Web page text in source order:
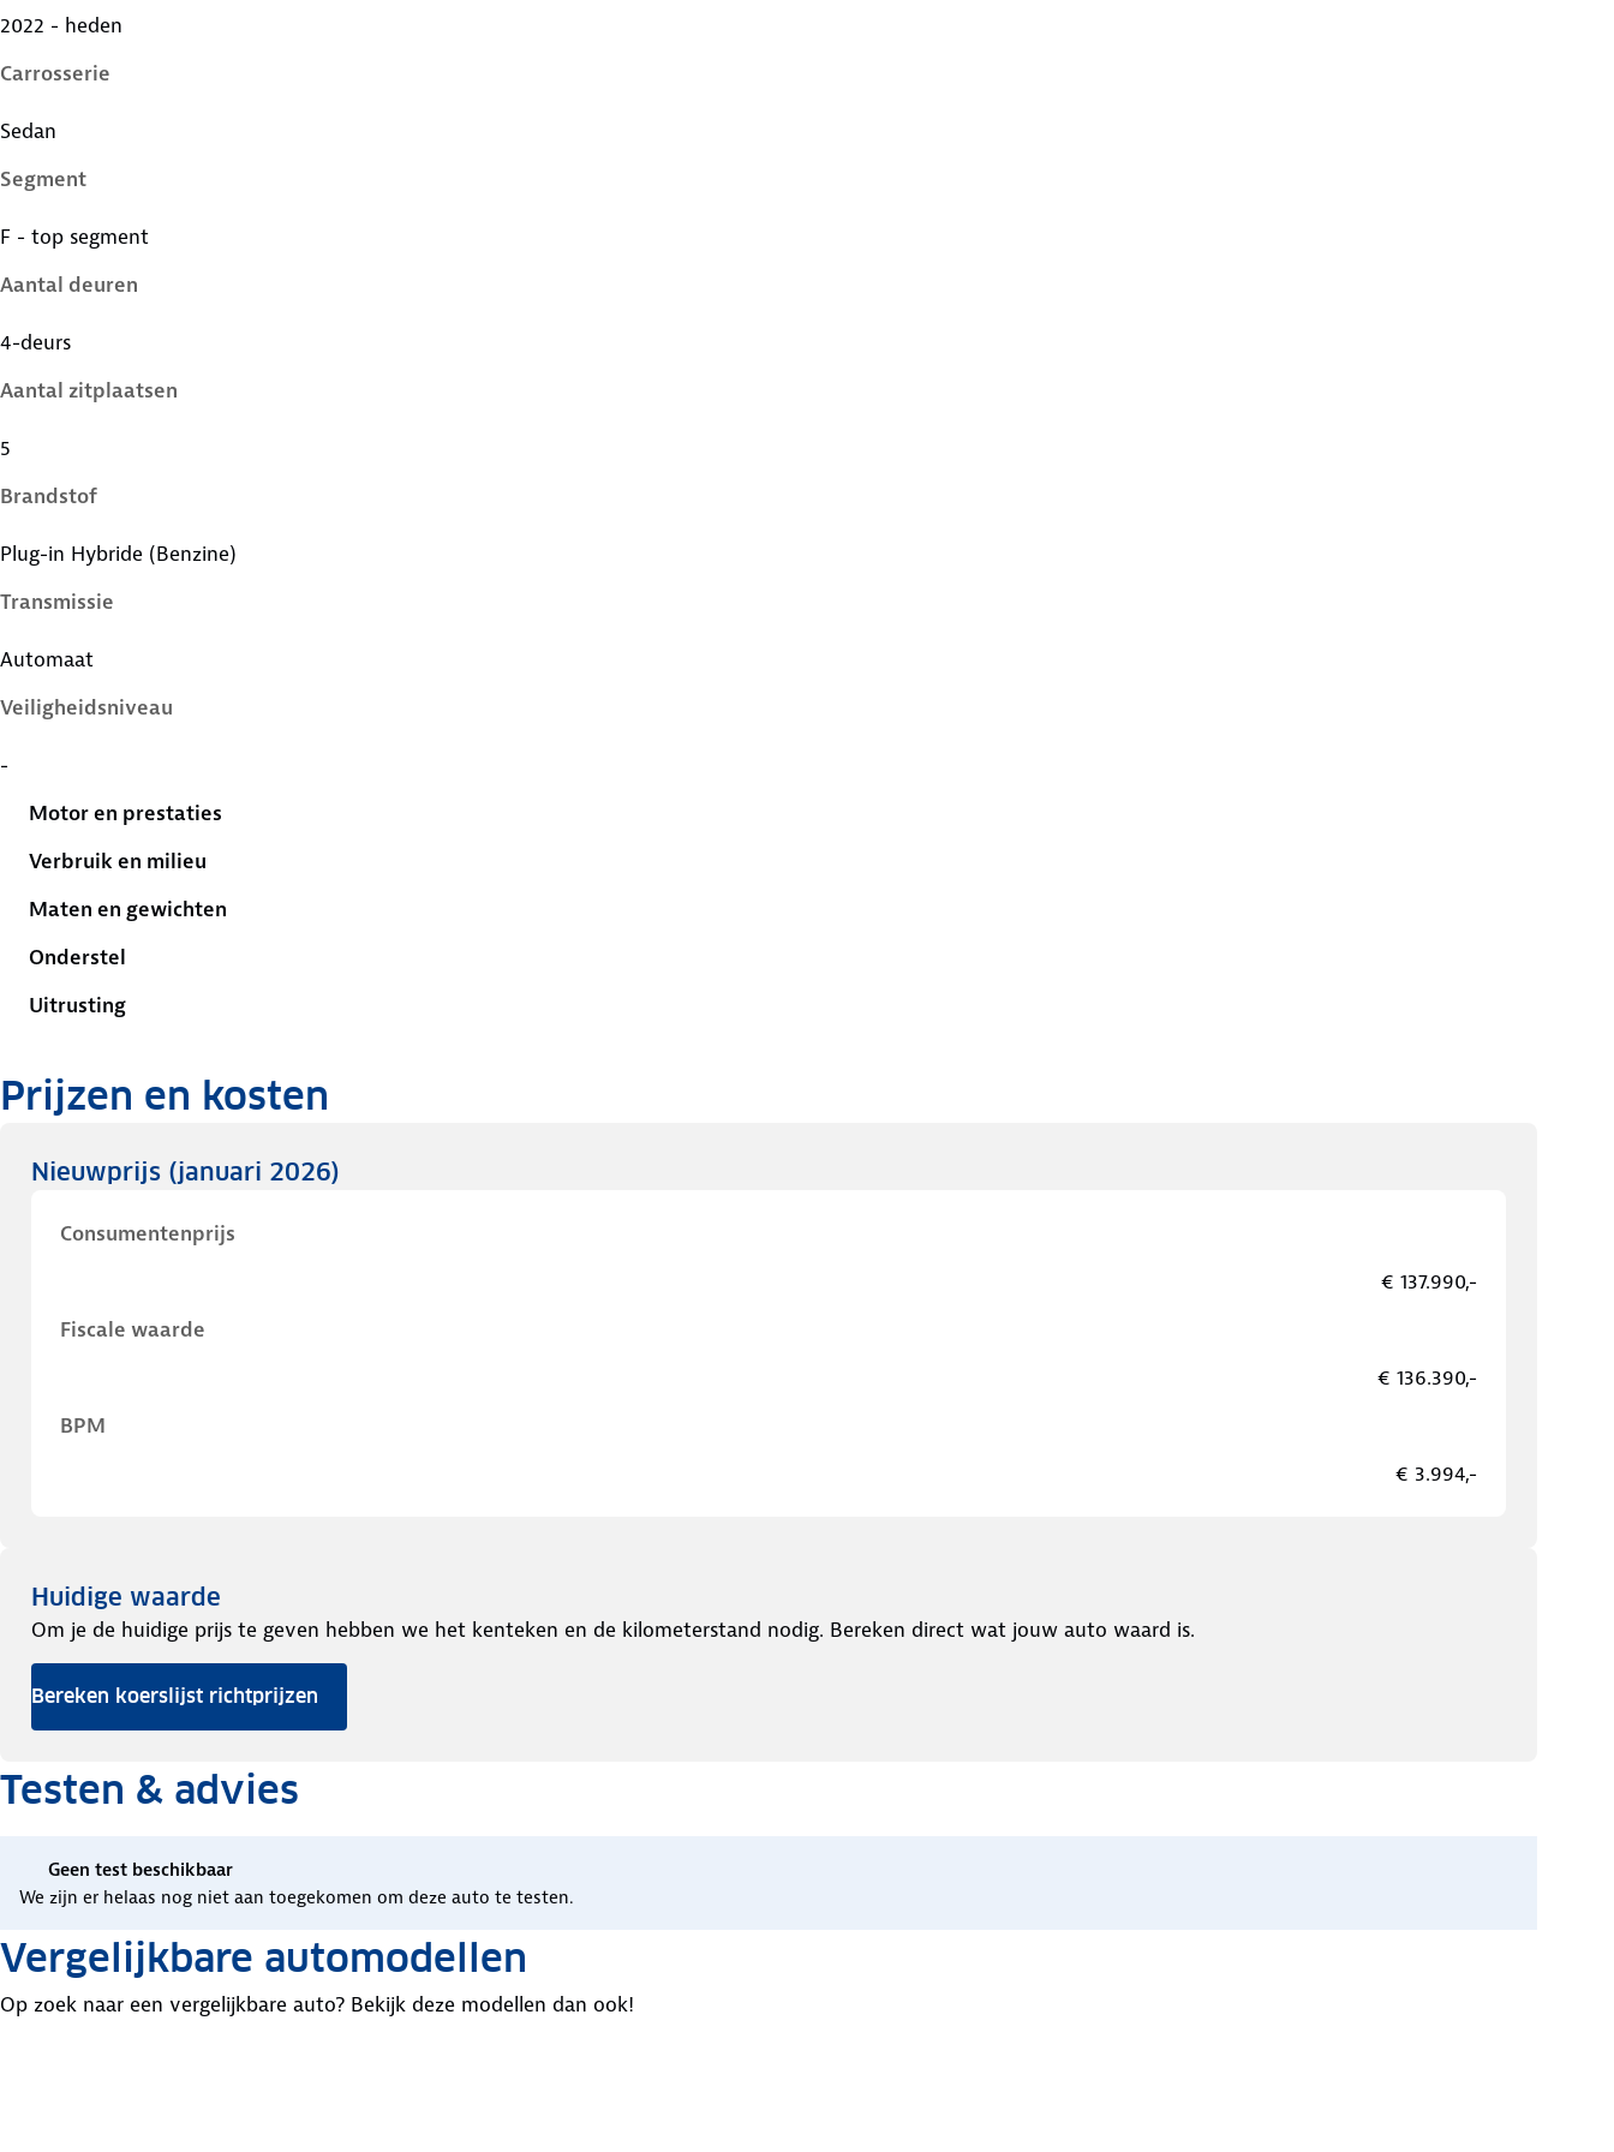
2022 - heden
Carrosserie
Sedan
Segment
F - top segment
Aantal deuren
4-deurs
Aantal zitplaatsen
5
Brandstof
Plug-in Hybride (Benzine)
Transmissie
Automaat
Veiligheidsniveau
-
Motor en prestaties
Verbruik en milieu
Maten en gewichten
Onderstel
Uitrusting
Prijzen en kosten
Nieuwprijs (januari 2026)
Consumentenprijs
€ 137.990,-
Fiscale waarde
€ 136.390,-
BPM
€ 3.994,-
Huidige waarde
Om je de huidige prijs te geven hebben we het kenteken en de kilometerstand nodig. Bereken direct wat jouw auto waard is.
Bereken koerslijst richtprijzen
Testen & advies
Geen test beschikbaar
We zijn er helaas nog niet aan toegekomen om deze auto te testen.
Vergelijkbare automodellen
Op zoek naar een vergelijkbare auto? Bekijk deze modellen dan ook!